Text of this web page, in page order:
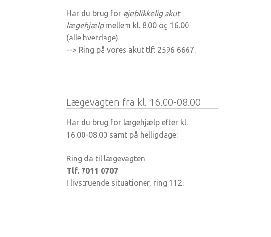
Har du brug for øjeblikkelig akut
lægehjælpmellem kl. 8.00 og 16.00
(alle hverdage)
--> Ring på vores akut tlf: 2596 6667.
Lægevagten fra kl. 16.00-08.00
Har du brug for lægehjælp efter kl.
16.00-08.00 samt på helligdage:
Ring da til lægevagten:
Tlf. 7011 0707
I livstruende situationer, ring 112.